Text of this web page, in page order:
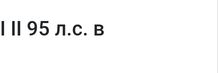
II 95 л.с. в